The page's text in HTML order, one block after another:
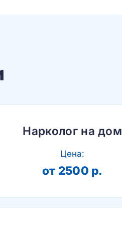
Нарколог на дом
Цена:
от 2500 р.